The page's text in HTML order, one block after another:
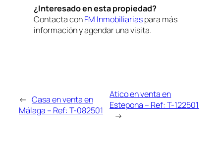
¿Interesado en esta propiedad?
Contacta conFM Inmobiliariaspara más
información y agendar una visita.
← Casa en venta en
Málaga – Ref: T-082501
Atico en venta en
Estepona – Ref: T-122501
→